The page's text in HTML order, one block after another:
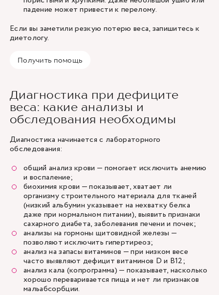
падение может привести к перелому.
Если вы заметили резкую потерю веса, запишитесь к
диетологу.
Получить помощь
Диагностика при дефиците
веса: какие анализы и
обследования необходимы
Диагностика начинается с лабораторного
обследования:
общий анализ крови — помогает исключить анемию
и воспаление;
биохимия крови — показывает, хватает ли
организму строительного материала для тканей
(низкий альбумин указывает на нехватку белка
даже при нормальном питании), выявить признаки
сахарного диабета, заболевания печени и почек;
анализы на гормоны щитовидной железы —
позволяют исключить гипертиреоз;
анализ на запасы витаминов — при низком весе
часто выявляют дефицит витаминов D и B12;
анализ кала (копрограмма) — показывает, насколько
хорошо переваривается пища и нет ли признаков
мальабсорбции.